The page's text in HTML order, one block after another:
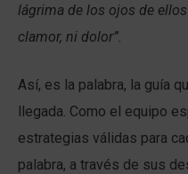
lágrima de los ojos de
clamor, ni dolor”.
Así, es la palabra, la guía
llegada. Como el equipo
estrategias válidas para
palabra, a través de sus